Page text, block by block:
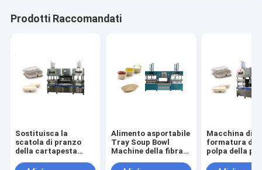
Prodotti Raccomandati
Sostituisca la
scatola di pranzo
della cartapesta
Alimento asportabile
Tray Soup Bowl
Machine della fibra
Macchina di
formatura
polpa della